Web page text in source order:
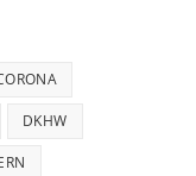
DKHW